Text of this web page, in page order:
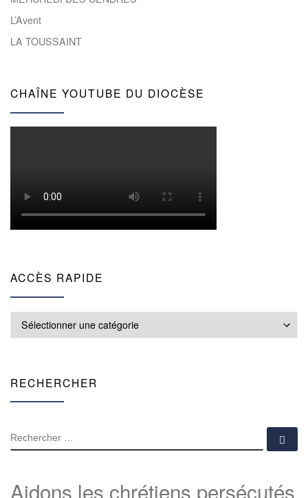
L’Avent
LA TOUSSAINT
CHAÎNE YOUTUBE DU DIOCÈSE
ACCÈS RAPIDE
RECHERCHER
RECHERCHER
Aidons les chrétiens persécutés